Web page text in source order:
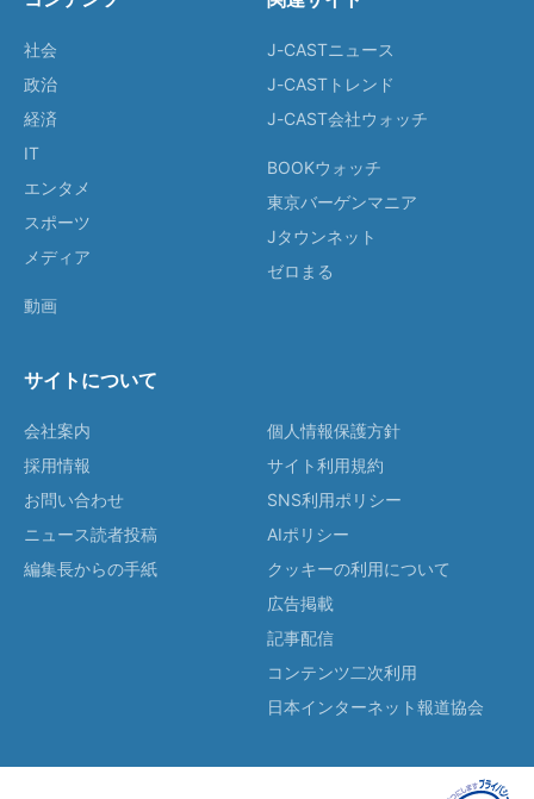
社会
政治
経済
IT
エンタメ
スポーツ
メディア
動画
J-CASTニュース
J-CASTトレンド
J-CAST会社ウォッチ
BOOKウォッチ
東京バーゲンマニア
Jタウンネット
ゼロまる
サイトについて
会社案内
採用情報
お問い合わせ
ニュース読者投稿
編集長からの手紙
個人情報保護方針
サイト利用規約
SNS利用ポリシー
AIポリシー
クッキーの利用について
広告掲載
記事配信
コンテンツ二次利用
日本インターネット報道協会